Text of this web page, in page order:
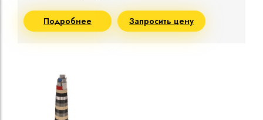
Подробнее Запросить цену